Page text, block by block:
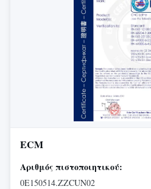
ECM
Αριθμός πιστοποιητικού:
0E150514.ZZCUN02